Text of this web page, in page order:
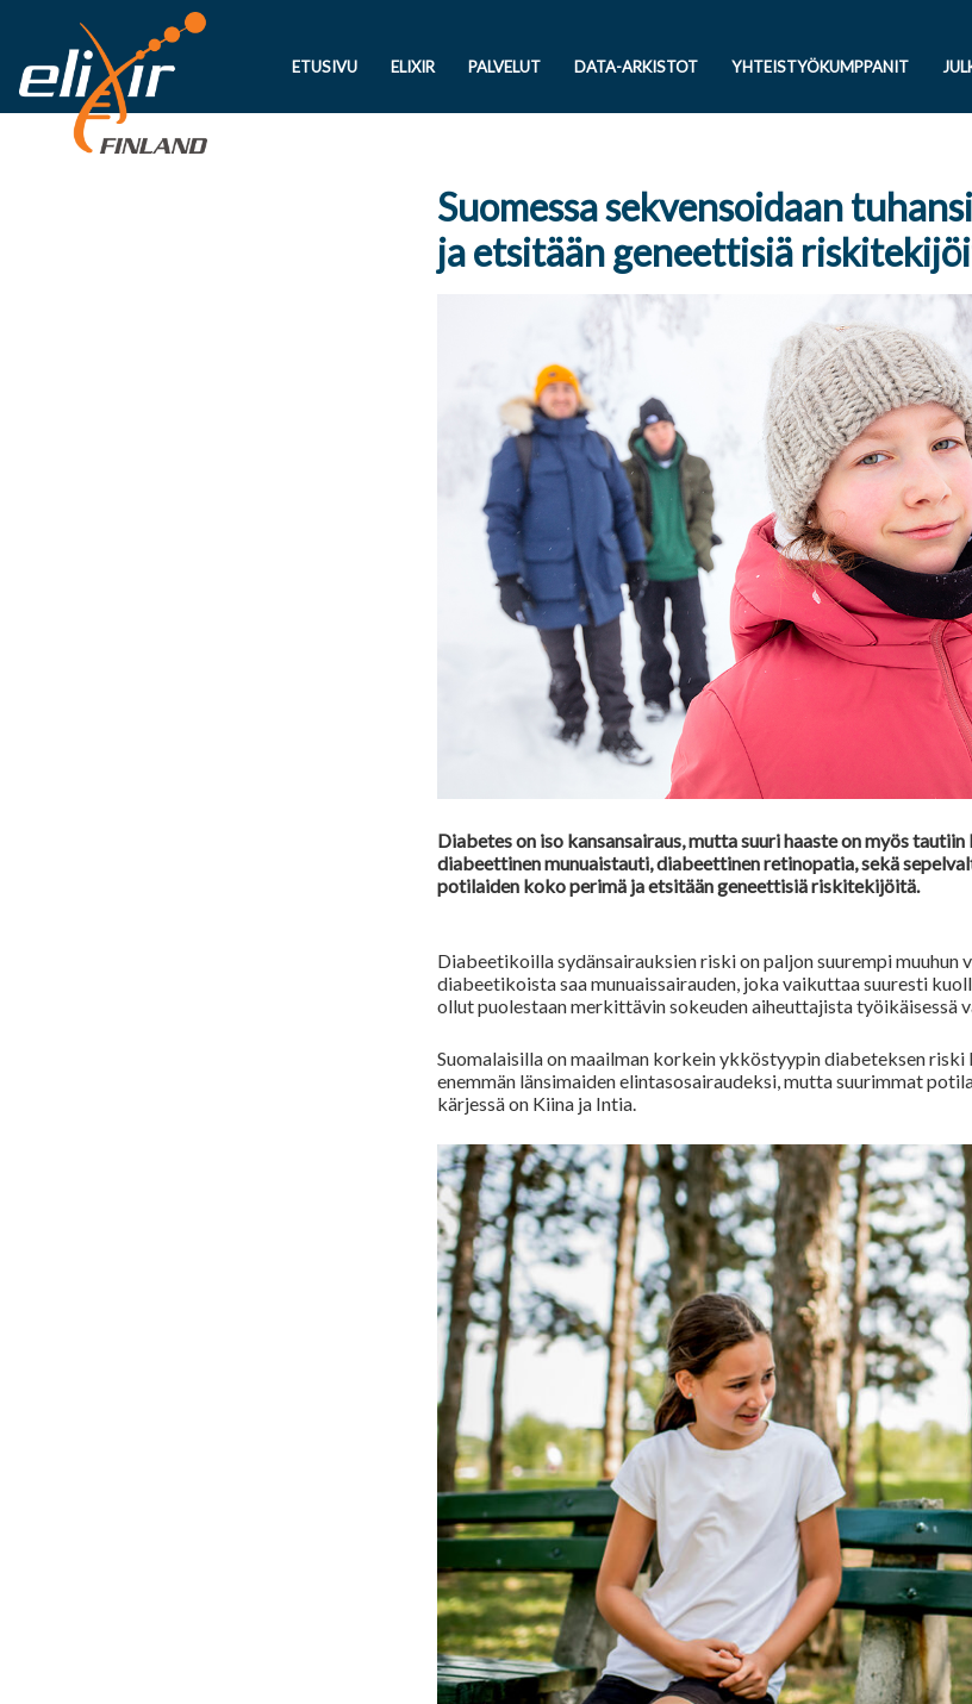
ETUSIVU ELIXIR PALVELUT DATA-ARKISTOT YHTEISTYÖKUMPPANIT
Suomessa sekvensoidaan
ja etsitään geneettisiä
Diabetes on iso kansansairaus, mutta suuri haaste on myös
diabeettinen munuaistauti, diabeettinen retinopatia, sekä
potilaiden koko perimä ja etsitään geneettisiä riskitekijöitä.
Diabeetikoilla sydänsairauksien riski on paljon suurempi
diabeetikoista saa munuaissairauden, joka vaikuttaa suuresti
ollut puolestaan merkittävin sokeuden aiheuttajista työikäisessä
Suomalaisilla on maailman korkein ykköstyypin diabeteksen
enemmän länsimaiden elintasosairaudeksi, mutta suurimmat
kärjessä on Kiina ja Intia.